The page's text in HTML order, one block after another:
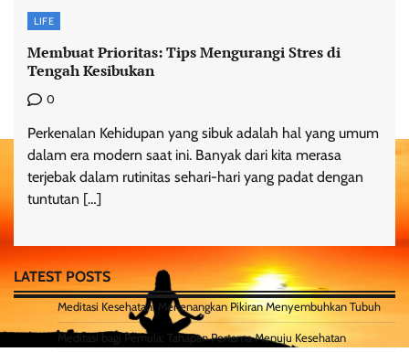
LIFE
Membuat Prioritas: Tips Mengurangi Stres di
Tengah Kesibukan
0
Perkenalan Kehidupan yang sibuk adalah hal yang umum
dalam era modern saat ini. Banyak dari kita merasa
terjebak dalam rutinitas sehari-hari yang padat dengan
tuntutan […]
LATEST POSTS
Meditasi Kesehatan: Menenangkan Pikiran Menyembuhkan Tubuh
Meditasi bagi Pemula: Tahapan Pertama Menuju Kesehatan